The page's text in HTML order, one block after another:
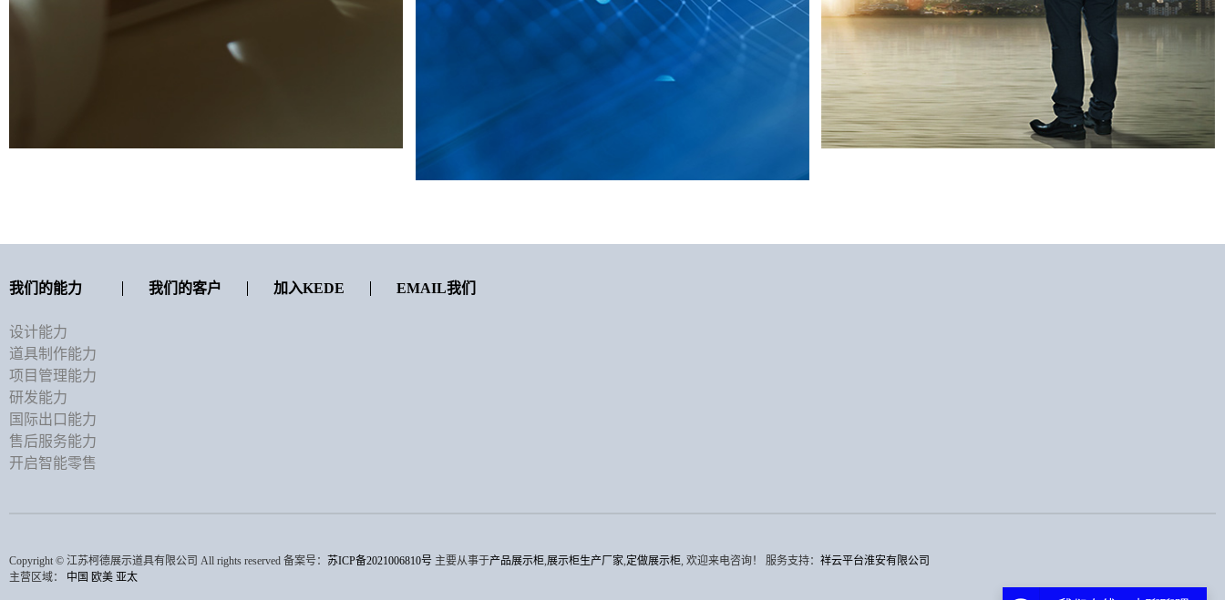
我们的能力
设计能力
道具制作能力
项目管理能力
研发能力
国际出口能力
售后服务能力
开启智能零售
我们的客户 加入KEDE EMAIL我们
Copyright © 江苏柯德展示道具有限公司 All rights reserved 备案号： 苏ICP备2021006810号 主要从事于产品展示柜,展示柜生产厂家,定做展示柜, 欢迎来电咨询！ 服务支持： 祥云平台淮安有限公司
主营区域： 中国 欧美 亚太